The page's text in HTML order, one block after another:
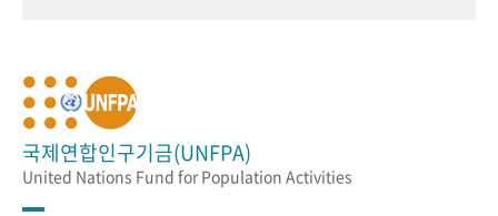
국제연합인구기금(UNFPA)
United Nations Fund for Population Activities